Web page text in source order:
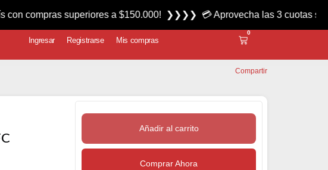
Ingresar Registrarse Mis compras
0
Compartir
Añadir al carrito
Comprar Ahora
superiores a $150.000! ❯❯❯❯ 💳 Aprovecha las 3 cuotas sin